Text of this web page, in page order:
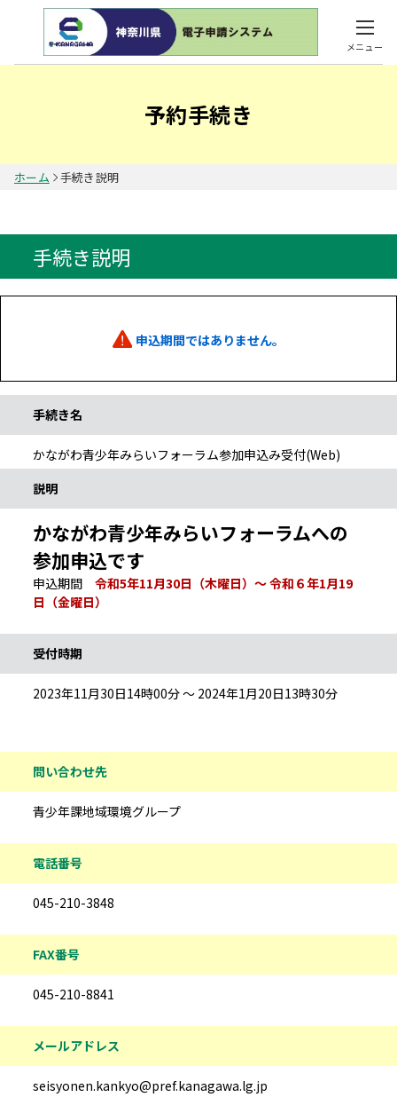
メニュー
予約手続き
ホーム 手続き説明
手続き説明
申込期間ではありません。
手続き名
かながわ青少年みらいフォーラム参加申込み受付(Web)
説明
かながわ青少年みらいフォーラムへの
参加申込です
申込期間 令和5年11月30日（木曜日）～ 令和６年1月19
日（金曜日）
受付時期
2023年11月30日14時00分 ～ 2024年1月20日13時30分
問い合わせ先
青少年課地域環境グループ
電話番号
045-210-3848
FAX番号
045-210-8841
メールアドレス
seisyonen.kankyo@pref.kanagawa.lg.jp